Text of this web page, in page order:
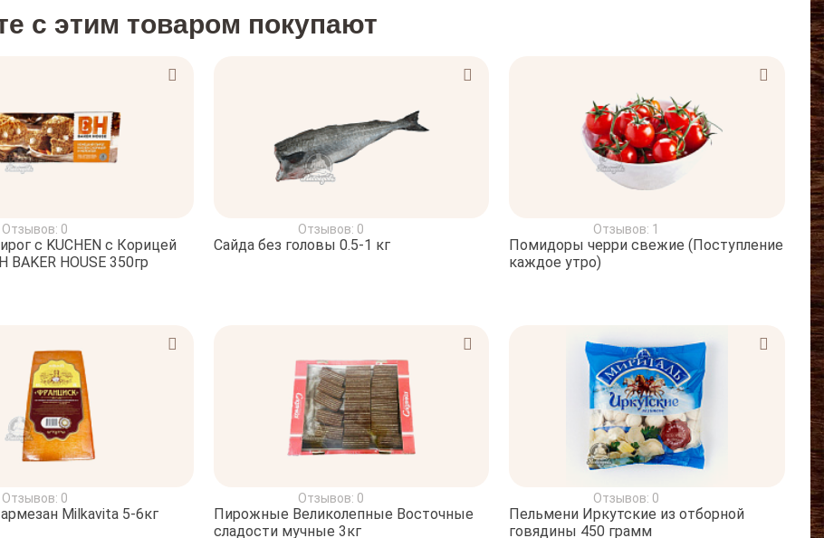
с этим товаром покупают
Отзывов: 0
с KUCHEN c Корицей
BAKER HOUSE 350гр
Отзывов: 0
Сайда без головы 0.5-1 кг
Отзывов: 1
Помидоры черри свежие (Поступление
каждое утро)
Отзывов: 0
Milkavita 5-6кг
Отзывов: 0
Пирожные Великолепные Восточные
сладости мучные 3кг
Отзывов: 0
Пельмени Иркутские из отборной
говядины 450 грамм